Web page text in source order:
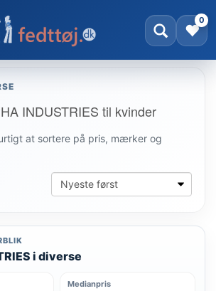
0
INDUSTRIES til kvinder
at sortere på pris, mærker og
i diverse
Medianpris